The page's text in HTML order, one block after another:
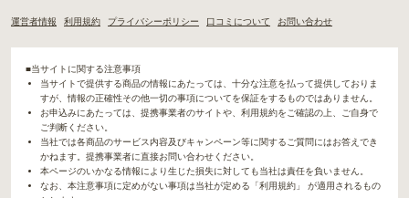
運営者情報 利用規約 プライバシーポリシー 口コミについて お問い合わせ
■当サイトに関する注意事項
当サイトで提供する商品の情報にあたっては、十分な注意を払って提供しておりま
すが、情報の正確性その他一切の事項についてを保証をするものではありません。
お申込みにあたっては、提携事業者のサイトや、利用規約をご確認の上、ご自身で
ご判断ください。
当社では各商品のサービス内容及びキャンペーン等に関するご質問にはお答えでき
かねます。提携事業者に直接お問い合わせください。
本ページのいかなる情報により生じた損失に対しても当社は責任を負いません。
なお、本注意事項に定めがない事項は当社が定める「利用規約」 が適用されるもの